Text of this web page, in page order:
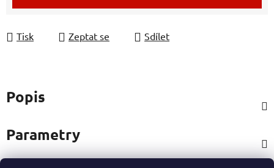
Tisk Zeptat se Sdílet
Popis
Parametry